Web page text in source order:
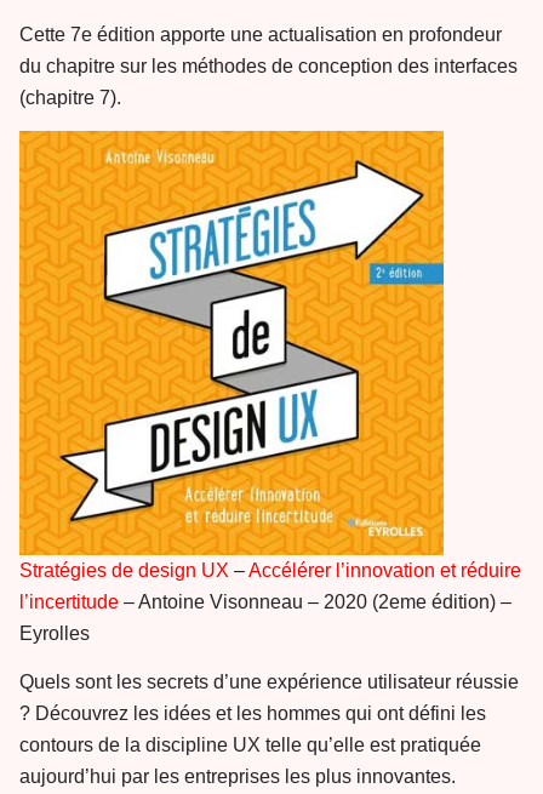
Cette 7e édition apporte une actualisation en profondeur
du chapitre sur les méthodes de conception des interfaces
(chapitre 7).
Stratégies de design UX –Accélérer l’innovation et réduire
l’incertitude – Antoine Visonneau – 2020 (2eme édition) –
Eyrolles
Quels sont les secrets d’une expérience utilisateur réussie
? Découvrez les idées et les hommes qui ont défini les
contours de la discipline UX telle qu’elle est pratiquée
aujourd’hui par les entreprises les plus innovantes.